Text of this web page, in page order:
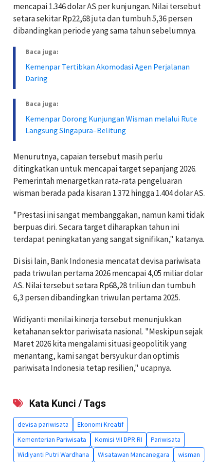
mencapai 1.346 dolar AS per kunjungan. Nilai tersebut
setara sekitar Rp22,68 juta dan tumbuh 5,36 persen
dibandingkan periode yang sama tahun sebelumnya.
Baca juga:
Kemenpar Tertibkan Akomodasi Agen Perjalanan
Daring
Baca juga:
Kemenpar Dorong Kunjungan Wisman melalui Rute
Langsung Singapura–Belitung
Menurutnya, capaian tersebut masih perlu
ditingkatkan untuk mencapai target sepanjang 2026.
Pemerintah menargetkan rata-rata pengeluaran
wisman berada pada kisaran 1.372 hingga 1.404 dolar AS.
"Prestasi ini sangat membanggakan, namun kami tidak
berpuas diri. Secara target diharapkan tahun ini
terdapat peningkatan yang sangat signifikan," katanya.
Di sisi lain, Bank Indonesia mencatat devisa pariwisata
pada triwulan pertama 2026 mencapai 4,05 miliar dolar
AS. Nilai tersebut setara Rp68,28 triliun dan tumbuh
6,3 persen dibandingkan triwulan pertama 2025.
Widiyanti menilai kinerja tersebut menunjukkan
ketahanan sektor pariwisata nasional. "Meskipun sejak
Maret 2026 kita mengalami situasi geopolitik yang
menantang, kami sangat bersyukur dan optimis
pariwisata Indonesia tetap resilien," ucapnya.
Kata Kunci / Tags
devisa pariwisata
Ekonomi Kreatif
Kementerian Pariwisata
Komisi VII DPR RI
Pariwisata
Widiyanti Putri Wardhana
Wisatawan Mancanegara wisman